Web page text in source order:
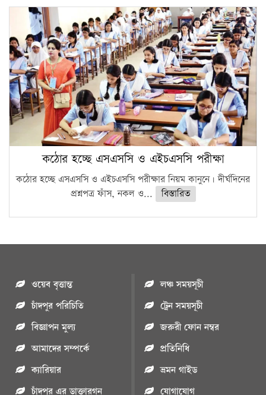
কঠোর হচ্ছে এসএসসি ও এইচএসসি পরীক্ষা
কঠোর হচ্ছে এসএসসি ও এইচএসসি পরীক্ষার নিয়ম কানুনে। দীর্ঘদিনের
প্রশ্নপত্র ফাঁস, নকল ও...
বিস্তারিত
ওয়েব বৃত্তান্ত
চাঁদপুর পরিচিতি
বিজ্ঞাপন মুল্য
আমাদের সম্পর্কে
ক্যারিয়ার
চাঁদপুর এর ডাক্তারগন
লঞ্চ সময়সূচী
ট্রেন সময়সূচী
জরুরী ফোন নম্বর
প্রতিনিধি
ভ্রমন গাইড
যোগাযোগ